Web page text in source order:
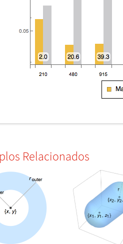
Relacionados